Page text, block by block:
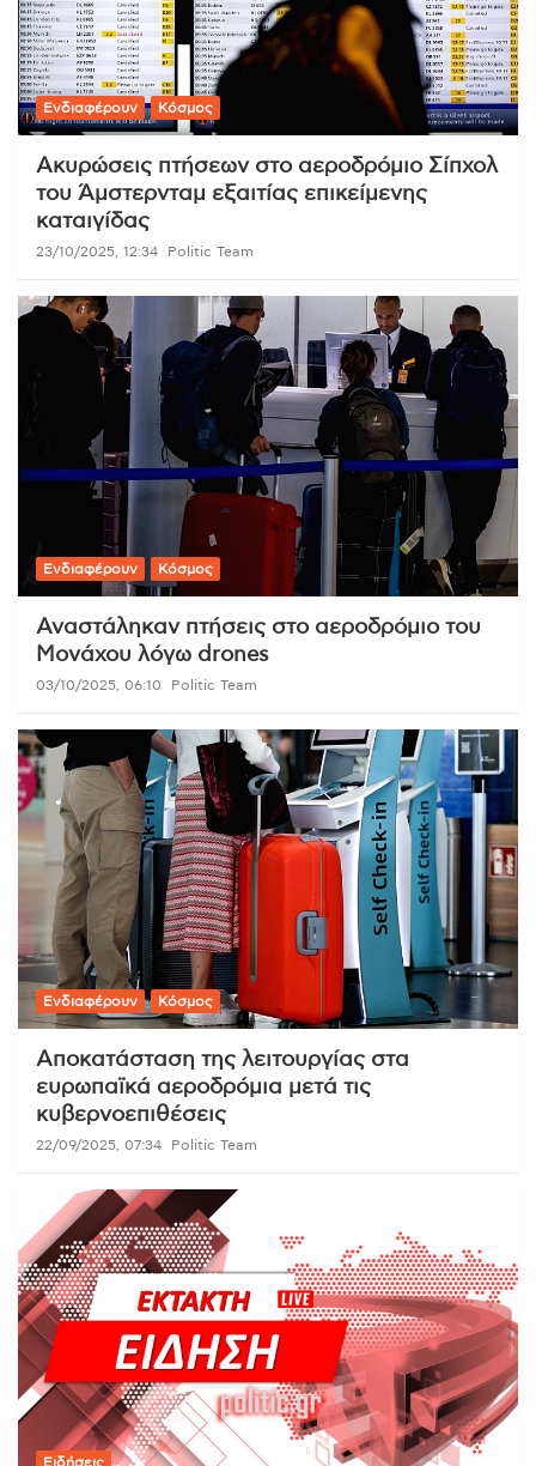
Ενδιαφέρουν Κόσμος
Ακυρώσεις πτήσεων στο αεροδρόμιο Σίπχολ
του Άμστερνταμ εξαιτίας επικείμενης
καταιγίδας
23/10/2025, 12:34 Politic Team
Ενδιαφέρουν Κόσμος
Αναστάληκαν πτήσεις στο αεροδρόμιο του
Μονάχου λόγω drones
03/10/2025, 06:10 Politic Team
Ενδιαφέρουν Κόσμος
Αποκατάσταση της λειτουργίας στα
ευρωπαϊκά αεροδρόμια μετά τις
κυβερνοεπιθέσεις
22/09/2025, 07:34 Politic Team
Ειδήσεις